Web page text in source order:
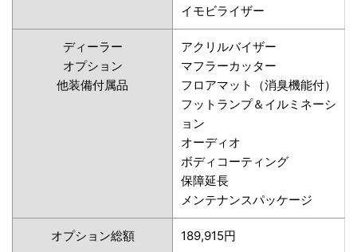
イモビライザー
ディーラー
オプション
他装備付属品
アクリルバイザー
マフラーカッター
フロアマット（消臭機能付）
フットランプ＆イルミネーシ
ョン
オーディオ
ボディコーティング
保障延長
メンテナンスパッケージ
オプション総額 189,915円